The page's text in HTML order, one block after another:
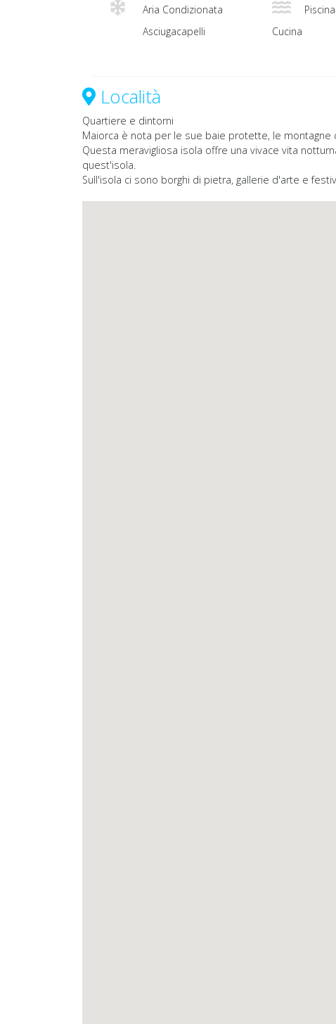
Aria Condizionata
Asciugacapelli
Cucina
Località
Quartiere e dintorni
Maiorca è nota per le sue baie protette, le
Questa meravigliosa isola offre una vivace vita
quest'isola.
Sull'isola ci sono borghi di pietra, gallerie d'arte e